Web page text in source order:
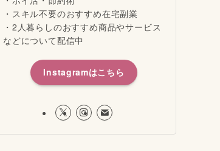
・スキル不要のおすすめ在宅副業
・2人暮らしのおすすめ商品やサービス
などについて配信中
Instagramはこちら